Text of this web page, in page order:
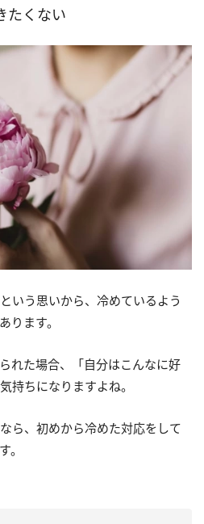
たくない
いう思いから、冷めているよう
ります。
れた場合、「自分はこんなに好
持ちになりますよね。
ら、初めから冷めた対応をして
。